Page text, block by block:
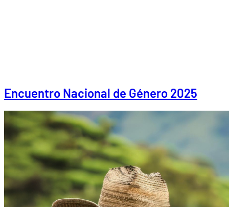
Encuentro Nacional de Género 2025